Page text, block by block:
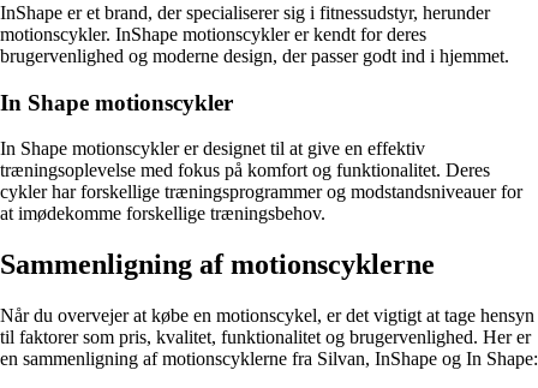
InShape er et brand, der specialiserer sig i fitnessudstyr, herunder
motionscykler. InShape motionscykler er kendt for deres
brugervenlighed og moderne design, der passer godt ind i hjemmet.
In Shape motionscykler
In Shape motionscykler er designet til at give en effektiv
træningsoplevelse med fokus på komfort og funktionalitet. Deres
cykler har forskellige træningsprogrammer og modstandsniveauer for
at imødekomme forskellige træningsbehov.
Sammenligning af motionscyklerne
Når du overvejer at købe en motionscykel, er det vigtigt at tage hensyn
til faktorer som pris, kvalitet, funktionalitet og brugervenlighed. Her er
en sammenligning af motionscyklerne fra Silvan, InShape og In Shape: